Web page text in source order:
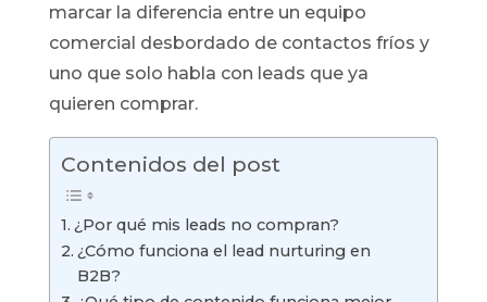
marcar la diferencia entre un equipo
comercial desbordado de contactos fríos y
uno que solo habla con leads que ya
quieren comprar.
Contenidos del post
¿Por qué mis leads no compran?
¿Cómo funciona el lead nurturing en
B2B?